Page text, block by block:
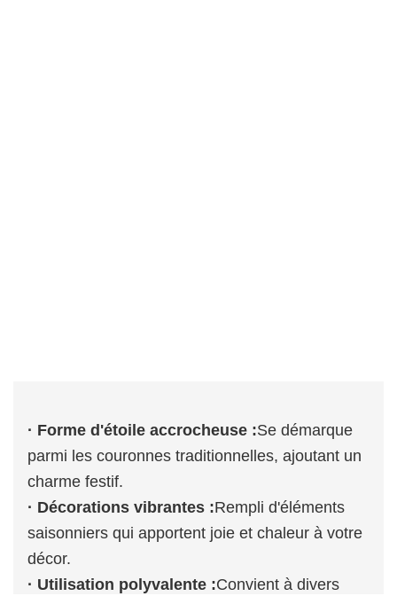
· Forme d'étoile accrocheuse :Se démarque
parmi les couronnes traditionnelles, ajoutant un
charme festif.
· Décorations vibrantes :Rempli d'éléments
saisonniers qui apportent joie et chaleur à votre
décor.
· Utilisation polyvalente :Convient à divers